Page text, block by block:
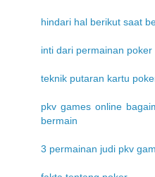
hindari hal berikut saat
inti dari permainan poker
teknik putaran kartu
pkv games online
bermain
3 permainan judi pkv